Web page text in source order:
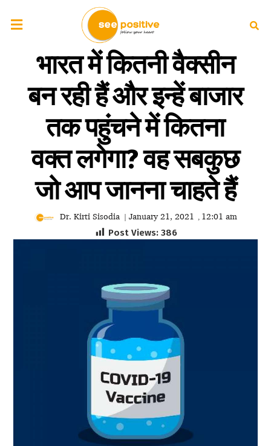
भारत में कितनी वैक्सीन
बन रही हैं और इन्हें बाजार
तक पहुंचने में कितना
वक्त लगेगा? वह सबकुछ
जो आप जानना चाहते हैं
Dr. Kirti Sisodia | January 21, 2021 , 12:01 am
Post Views: 386